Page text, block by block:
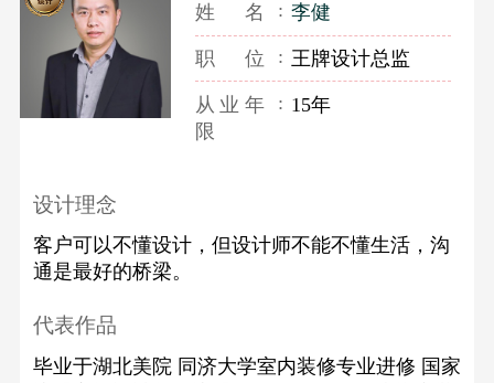
姓名 李健
职位 王牌设计总监
从业年
限
15年
设计理念
客户可以不懂设计，但设计师不能不懂生活，沟
通是最好的桥梁。
代表作品
毕业于湖北美院 同济大学室内装修专业进修 国家